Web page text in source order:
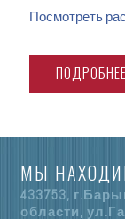
Посмотреть
МЫ
433753,
области,